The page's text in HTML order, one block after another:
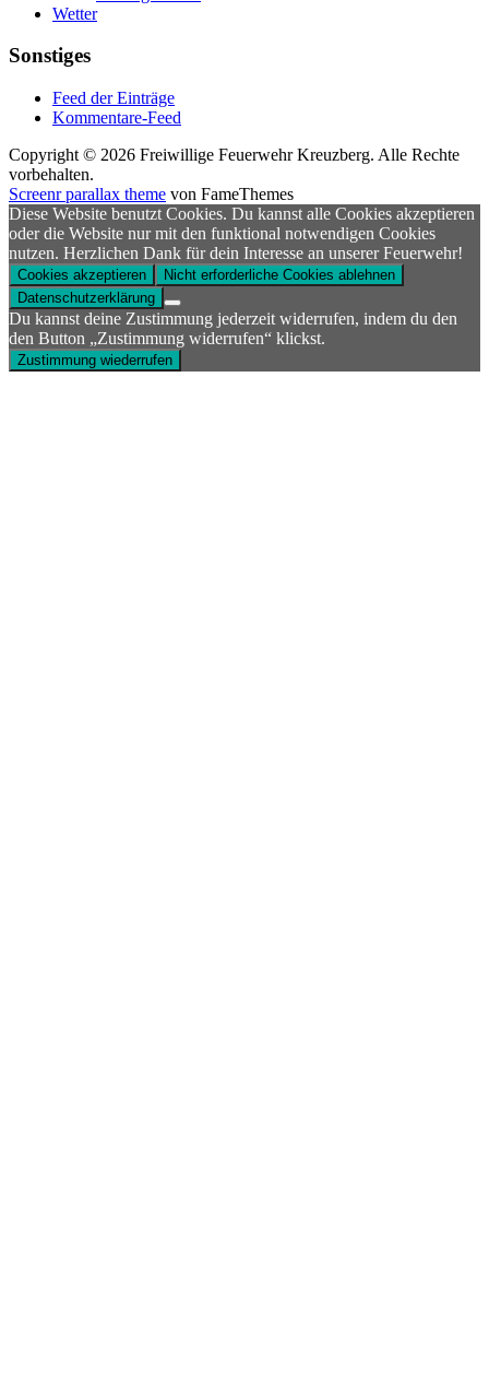
Wetter
Sonstiges
Feed der Einträge
Kommentare-Feed
Copyright © 2026 Freiwillige Feuerwehr Kreuzberg. Alle Rechte
vorbehalten.
Screenr parallax theme von FameThemes
Diese Website benutzt Cookies. Du kannst alle Cookies akzeptieren
oder die Website nur mit den funktional notwendigen Cookies
nutzen. Herzlichen Dank für dein Interesse an unserer Feuerwehr!
Cookies akzeptieren
Nicht erforderliche Cookies ablehnen
Datenschutzerklärung
Du kannst deine Zustimmung jederzeit widerrufen, indem du den
den Button „Zustimmung widerrufen“ klickst.
Zustimmung wiederrufen